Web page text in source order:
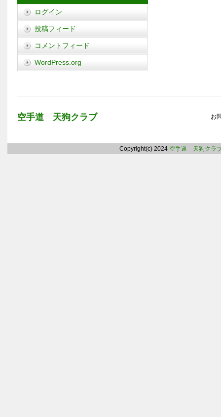
ログイン
投稿フィード
コメントフィード
WordPress.org
空手道 天狗クラブ お
Copyright(c) 2024 空手道 天狗クラ